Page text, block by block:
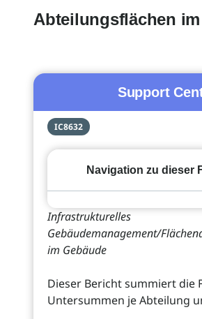
Abteilungsflächen
Support
IC8632
Navigation zu dieser
Infrastrukturelles
Gebäudemanagement/
im Gebäude
Dieser Bericht summiert die
Untersummen je Abteilung